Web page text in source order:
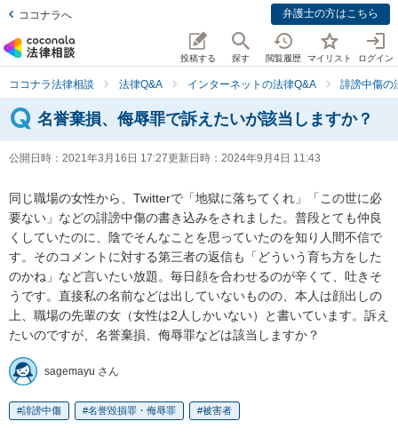
ココナラへ 弁護士の方はこちら
投稿する 探す 閲覧履歴 マイリスト ログイン
ココナラ法律相談 法律Q&A インターネットの法律Q&A 誹謗中傷の
名誉棄損、侮辱罪で訴えたいが該当しますか？
公開日時： 2021年3月16日 17:27更新日時： 2024年9月4日 11:43
同じ職場の女性から、Twitterで「地獄に落ちてくれ」「この世に必
要ない」などの誹謗中傷の書き込みをされました。普段とても仲良
くしていたのに、陰でそんなことを思っていたのを知り人間不信で
す。そのコメントに対する第三者の返信も「どういう育ち方をした
のかね」など言いたい放題。毎日顔を合わせるのが辛くて、吐きそ
うです。直接私の名前などは出していないものの、本人は顔出しの
上、職場の先輩の女（女性は2人しかいない）と書いています。訴え
たいのですが、名誉棄損、侮辱罪などは該当しますか？
sagemayu さん
誹謗中傷 名誉毀損罪・侮辱罪 被害者